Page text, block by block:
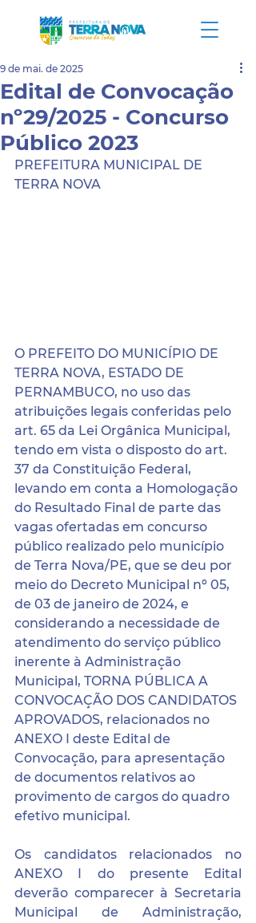
Edital de Convocação
nº29/2025 - Concurso
Público 2023
9 de mai. de 2025
PREFEITURA MUNICIPAL DE
TERRA NOVA
O PREFEITO DO MUNICÍPIO DE
TERRA NOVA, ESTADO DE
PERNAMBUCO, no uso das
atribuições legais conferidas pelo
art. 65 da Lei Orgânica Municipal,
tendo em vista o disposto do art.
37 da Constituição Federal,
levando em conta a Homologação
do Resultado Final de parte das
vagas ofertadas em concurso
público realizado pelo município
de Terra Nova/PE, que se deu por
meio do Decreto Municipal nº 05,
de 03 de janeiro de 2024, e
considerando a necessidade de
atendimento do serviço público
inerente à Administração
Municipal, TORNA PÚBLICA A
CONVOCAÇÃO DOS CANDIDATOS
APROVADOS, relacionados no
ANEXO I deste Edital de
Convocação, para apresentação
de documentos relativos ao
provimento de cargos do quadro
efetivo municipal.
Os candidatos relacionados no
ANEXO I do presente Edital
deverão comparecer à Secretaria
Municipal de Administração,